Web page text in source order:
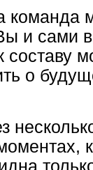
и сами
составу
о